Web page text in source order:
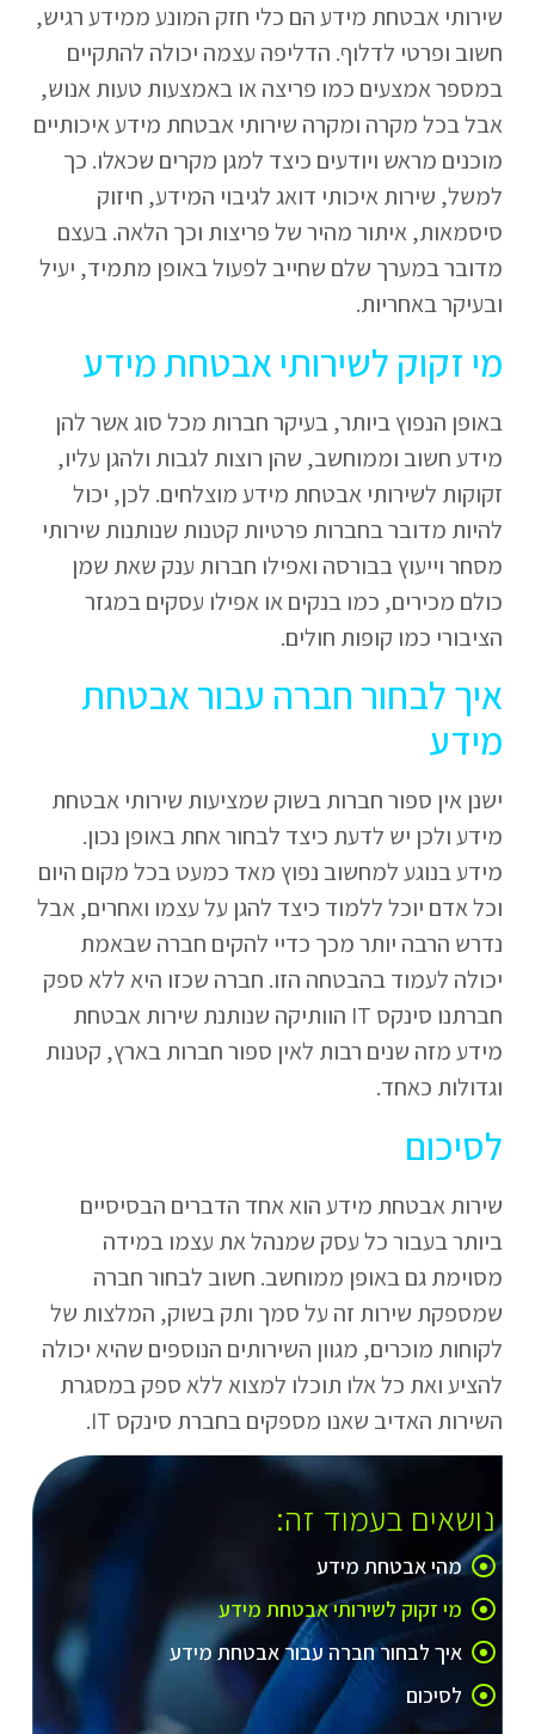
שירותי אבטחת מידע הם כלי חזק המונע ממידע רגיש,
חשוב ופרטי לדלוף. הדליפה עצמה יכולה להתקיים
במספר אמצעים כמו פריצה או באמצעות טעות אנוש,
אבל בכל מקרה ומקרה שירותי אבטחת מידע איכותיים
מוכנים מראש ויודעים כיצד למגן מקרים שכאלו. כך
למשל, שירות איכותי דואג לגיבוי המידע, חיזוק
סיסמאות, איתור מהיר של פריצות וכך הלאה. בעצם
מדובר במערך שלם שחייב לפעול באופן מתמיד, יעיל
ובעיקר באחריות.
מי זקוק לשירותי אבטחת מידע
באופן הנפוץ ביותר, בעיקר חברות מכל סוג אשר להן
מידע חשוב וממוחשב, שהן רוצות לגבות ולהגן עליו,
זקוקות לשירותי אבטחת מידע מוצלחים. לכן, יכול
להיות מדובר בחברות פרטיות קטנות שנותנות שירותי
מסחר וייעוץ בבורסה ואפילו חברות ענק שאת שמן
כולם מכירים, כמו בנקים או אפילו עסקים במגזר
הציבורי כמו קופות חולים.
איך לבחור חברה עבור אבטחת
מידע
ישנן אין ספור חברות בשוק שמציעות שירותי אבטחת
מידע ולכן יש לדעת כיצד לבחור אחת באופן נכון.
מידע בנוגע למחשוב נפוץ מאד כמעט בכל מקום היום
וכל אדם יוכל ללמוד כיצד להגן על עצמו ואחרים, אבל
נדרש הרבה יותר מכך כדיי להקים חברה שבאמת
יכולה לעמוד בהבטחה הזו. חברה שכזו היא ללא ספק
חברתנו סינקס IT הוותיקה שנותנת שירות אבטחת
מידע מזה שנים רבות לאין ספור חברות בארץ, קטנות
וגדולות כאחד.
לסיכום
שירות אבטחת מידע הוא אחד הדברים הבסיסיים
ביותר בעבור כל עסק שמנהל את עצמו במידה
מסוימת גם באופן ממוחשב. חשוב לבחור חברה
שמספקת שירות זה על סמך ותק בשוק, המלצות של
לקוחות מוכרים, מגוון השירותים הנוספים שהיא יכולה
להציע ואת כל אלו תוכלו למצוא ללא ספק במסגרת
השירות האדיב שאנו מספקים בחברת סינקס IT.
נושאים בעמוד זה:
מהי אבטחת מידע
מי זקוק לשירותי אבטחת מידע
איך לבחור חברה עבור אבטחת מידע
לסיכום